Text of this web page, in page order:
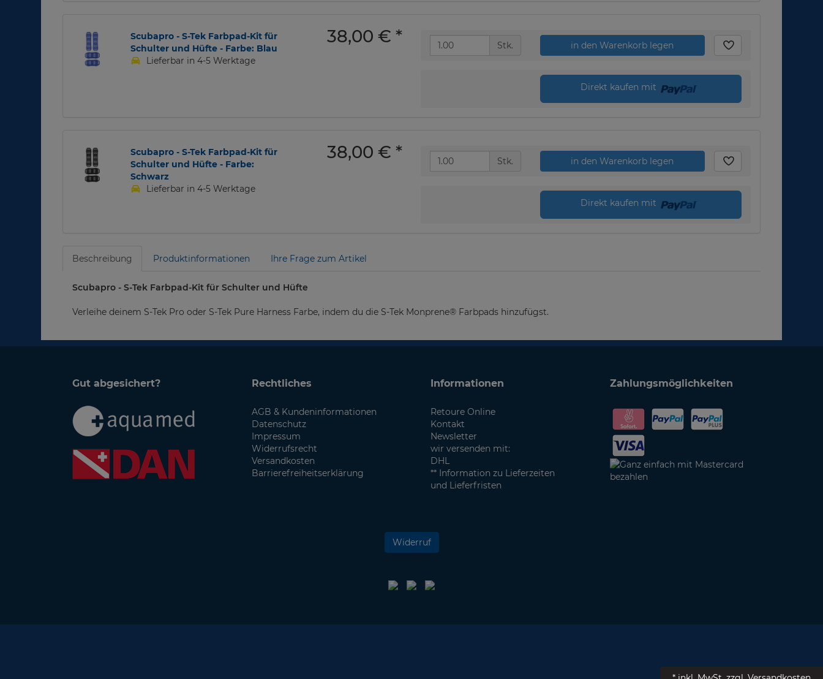
Scubapro - S-Tek Farbpad-Kit für
Schulter und Hüfte - Farbe: Blau
Lieferbar in 4-5 Werktage
38,00 € * Stk. in den Warenkorb legen
Direkt kaufen mit
Scubapro - S-Tek Farbpad-Kit für
Schulter und Hüfte - Farbe:
Schwarz
Lieferbar in 4-5 Werktage
38,00 € * Stk. in den Warenkorb legen
Direkt kaufen mit
Beschreibung Produktinformationen Ihre Frage zum Artikel
Scubapro - S-Tek Farbpad-Kit für Schulter und Hüfte
Verleihe deinem S-Tek Pro oder S-Tek Pure Harness Farbe, indem du die S-Tek Monprene® Farbpads hinzufügst.
Gut abgesichert? Rechtliches
AGB & Kundeninformationen
Datenschutz
Impressum
Widerrufsrecht
Versandkosten
Barrierefreiheitserklärung
Informationen
Retoure Online
Kontakt
Newsletter
wir versenden mit:
DHL
** Information zu Lieferzeiten
und Lieferfristen
Zahlungsmöglichkeiten
Widerruf